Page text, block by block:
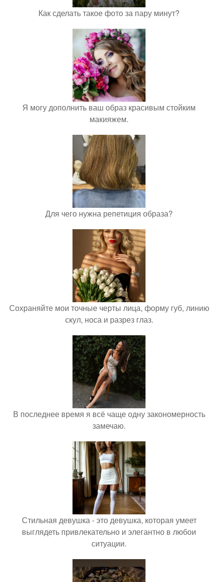
Как сделать такое фото за пару минут?
Я могу дополнить ваш образ красивым стойким
макияжем.
Для чего нужна репетиция образа?
Сохраняйте мои точные черты лица, форму губ, линию
скул, носа и разрез глаз.
В последнее время я всё чаще одну закономерность
замечаю.
Стильная девушка - это девушка, которая умеет
выглядеть привлекательно и элегантно в любои
ситуации.